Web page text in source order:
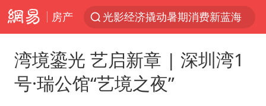
房产
光影经济撬动暑期消费新蓝海
以军士兵把枪口对准中国记者
湾境鎏光 艺启新章 | 深圳湾1
号·瑞公馆“艺境之夜”